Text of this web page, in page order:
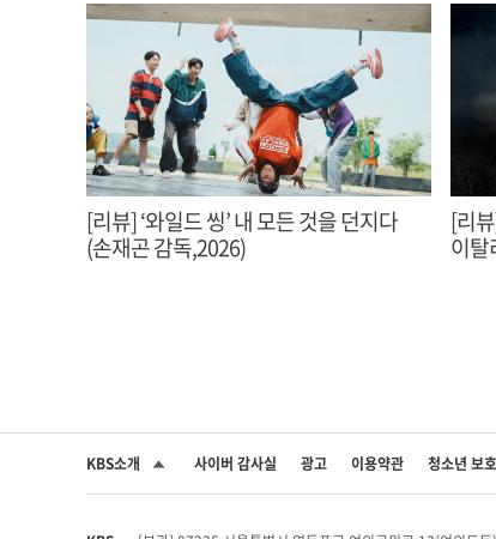
[리뷰] ‘와일드 씽’ 내 모든 것을 던지다
(손재곤 감독,2026)
[리
KBS소개 사이버 감사실 광고 이용약관 청소년 보
SNS 공유하기